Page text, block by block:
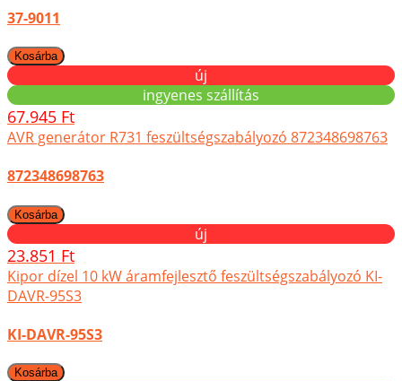
37-9011
új
ingyenes szállítás
67.945 Ft
AVR generátor R731 feszültségszabályozó 872348698763
872348698763
új
23.851 Ft
Kipor dízel 10 kW áramfejlesztő feszültségszabályozó KI-
DAVR-95S3
KI-DAVR-95S3